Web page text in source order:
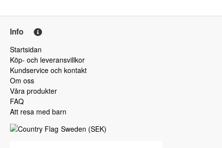
Info
Startsidan
Köp- och leveransvillkor
Kundservice och kontakt
Om oss
Våra produkter
FAQ
Att resa med barn
Sweden (SEK)